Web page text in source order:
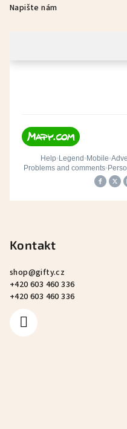
Napište nám
Kontakt
shop@gifty.cz
+420 603 460 336
+420 603 460 336